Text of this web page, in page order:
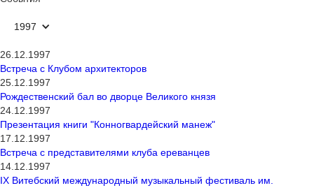
1997
26.12.1997
Встреча с Клубом архитекторов
25.12.1997
Рождественский бал во дворце Великого князя
24.12.1997
Презентация книги "Конногвардейский манеж"
17.12.1997
Встреча с представителями клуба ереванцев
14.12.1997
IX Витебский международный музыкальный фестиваль им.